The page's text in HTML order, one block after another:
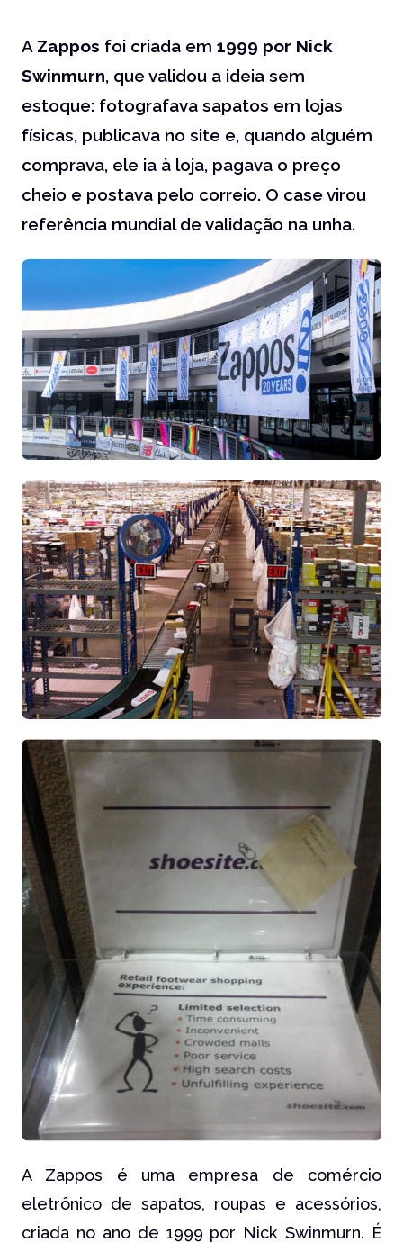
A Zappos foi criada em 1999 por Nick
Swinmurn, que validou a ideia sem
estoque: fotografava sapatos em lojas
físicas, publicava no site e, quando alguém
comprava, ele ia à loja, pagava o preço
cheio e postava pelo correio. O case virou
referência mundial de validação na unha.
A Zappos é uma empresa de comércio
eletrônico de sapatos, roupas e acessórios,
criada no ano de 1999 por Nick Swinmurn. É